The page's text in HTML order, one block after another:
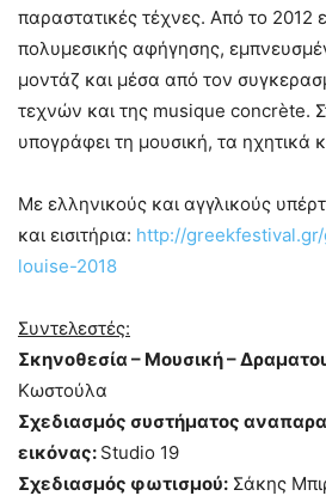
παραστατικές τέχνες. Aπό το 2012
πολυμεσικής αφήγησης,
μοντάζ και μέσα από τον
τεχνών και της musique concrète.
υπογράφει τη μουσική, τα ηχητικά
Με ελληνικούς και αγγλικούς
και εισιτήρια: http://
louise-2018
Συντελεστές:
Σκηνοθεσία – Μoυσική –
Κωστούλα
Σχεδιασμός συστήματος
εικόνας: Studio 19
Σχεδιασμός φωτισμού: Σάκης